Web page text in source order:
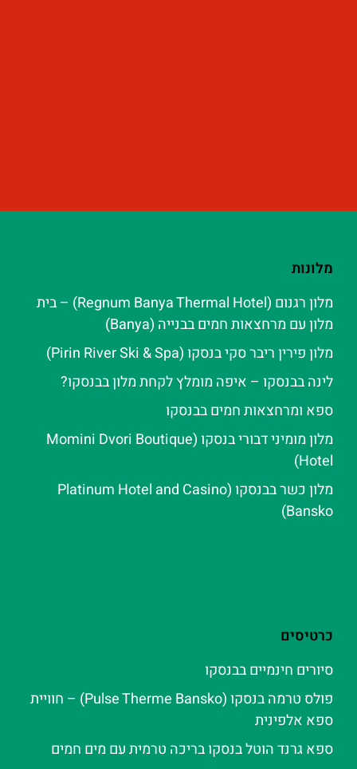
מלונות
מלון רגנום (Regnum Banya Thermal Hotel) – בית
מלון עם מרחצאות חמים בבנייה (Banya)
מלון פירין ריבר סקי בנסקו (Pirin River Ski & Spa‬)
לינה בבנסקו – איפה מומלץ לקחת מלון בבנסקו?
ספא ומרחצאות חמים בבנסקו
מלון מומיני דבורי בנסקו (Momini Dvori Boutique
Hotel)
מלון כשר בבנסקו (Platinum Hotel and Casino
Bansko)
כרטיסים
סיורים חינמיים בבנסקו
פולס טרמה בנסקו (Pulse Therme Bansko) – חוויית
ספא אלפינית
ספא גרנד הוטל בנסקו בריכה טרמית עם מים חמים